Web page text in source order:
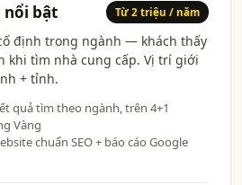
nổi bật Từ 2 triệu / năm
định trong ngành — khách thấy
khi tìm nhà cung cấp. Vị trí giới
+ tỉnh.
quả tìm theo ngành, trên 4+1
Vàng
chuẩn SEO + báo cáo Google